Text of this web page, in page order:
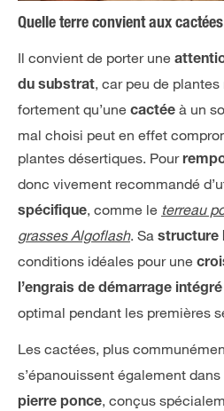
Quelle terre convient aux
Il convient de porter une
du substrat, car peu de
fortement qu’une cactée à un
mal choisi peut en effet
plantes désertiques. Pour
donc vivement recommandé
spécifique, comme le terreau
grasses Algoflash. Sa structure
conditions idéales pour une
l’engrais de démarrage intégré
optimal pendant les premières
Les cactées, plus
s’épanouissent également dans
pierre ponce, conçus